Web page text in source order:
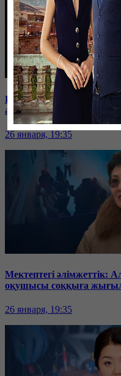
Баспанасын ала алмай
алдына түнеуге келді
26 января, 19:35
Мектептегі
оқушысы соққыға
26 января, 19:35